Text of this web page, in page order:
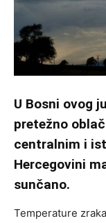
U Bosni ovog
pretežno
centralnim i
Hercegovini
sunčano.
Temperature